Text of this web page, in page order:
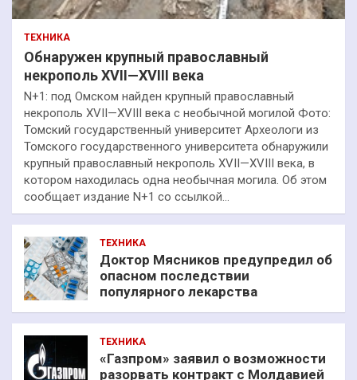
ТЕХНИКА
Обнаружен крупный православный
некрополь XVII—XVIII века
N+1: под Омском найден крупный православный
некрополь XVII—XVIII века с необычной могилой Фото:
Томский государственный университет Археологи из
Томского государственного университета обнаружили
крупный православный некрополь XVII—XVIII века, в
котором находилась одна необычная могила. Об этом
сообщает издание N+1 со ссылкой…
ТЕХНИКА
Доктор Мясников предупредил об
опасном последствии
популярного лекарства
ТЕХНИКА
«Газпром» заявил о возможности
разорвать контракт с Молдавией